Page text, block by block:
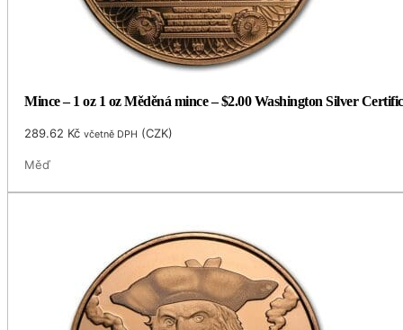
Mince – 1 oz 1 oz Měděná mince – $2.00 Washington Silver
289.62 Kč včetně DPH (CZK)
Měď